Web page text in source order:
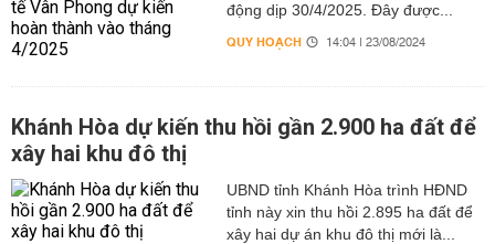
động dịp 30/4/2025. Đây được...
QUY HOẠCH 14:04 | 23/08/2024
Khánh Hòa dự kiến thu hồi gần 2.900 ha đất để
xây hai khu đô thị
UBND tỉnh Khánh Hòa trình HĐND
tỉnh này xin thu hồi 2.895 ha đất để
xây hai dự án khu đô thị mới là...